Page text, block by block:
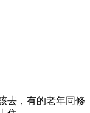
去，有的老年同修